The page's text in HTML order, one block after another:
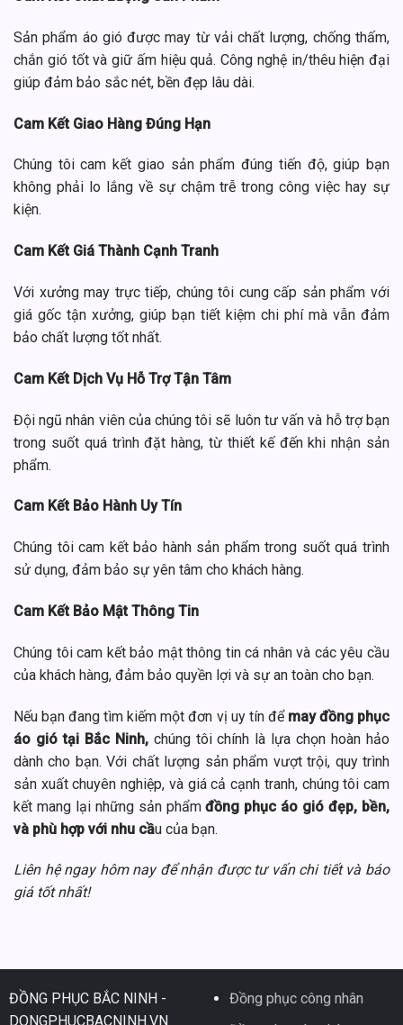
Sản phẩm áo gió được may từ vải chất lượng, chống thấm,
chắn gió tốt và giữ ấm hiệu quả. Công nghệ in/thêu hiện đại
giúp đảm bảo sắc nét, bền đẹp lâu dài.
Cam Kết Giao Hàng Đúng Hạn
Chúng tôi cam kết giao sản phẩm đúng tiến độ, giúp bạn
không phải lo lắng về sự chậm trễ trong công việc hay sự
kiện.
Cam Kết Giá Thành Cạnh Tranh
Với xưởng may trực tiếp, chúng tôi cung cấp sản phẩm với
giá gốc tận xưởng, giúp bạn tiết kiệm chi phí mà vẫn đảm
bảo chất lượng tốt nhất.
Cam Kết Dịch Vụ Hỗ Trợ Tận Tâm
Đội ngũ nhân viên của chúng tôi sẽ luôn tư vấn và hỗ trợ bạn
trong suốt quá trình đặt hàng, từ thiết kế đến khi nhận sản
phẩm.
Cam Kết Bảo Hành Uy Tín
Chúng tôi cam kết bảo hành sản phẩm trong suốt quá trình
sử dụng, đảm bảo sự yên tâm cho khách hàng.
Cam Kết Bảo Mật Thông Tin
Chúng tôi cam kết bảo mật thông tin cá nhân và các yêu cầu
của khách hàng, đảm bảo quyền lợi và sự an toàn cho bạn.
Nếu bạn đang tìm kiếm một đơn vị uy tín để may đồng phục
áo gió tại Bắc Ninh,chúng tôi chính là lựa chọn hoàn hảo
dành cho bạn. Với chất lượng sản phẩm vượt trội, quy trình
sản xuất chuyên nghiệp, và giá cả cạnh tranh, chúng tôi cam
kết mang lại những sản phẩmđồng phục áo gió đẹp, bền,
và phù hợp với nhu cầu của bạn.
Liên hệ ngay hôm nay để nhận được tư vấn chi tiết và báo
giá tốt nhất!
ĐỒNG PHỤC BẮC NINH -
DONGPHUCBACNINH.VN
Đồng phục công nhân